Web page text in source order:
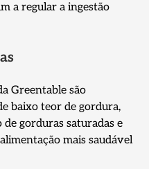
a regular a ingestão
Greentable são
baixo teor de gordura,
gorduras saturadas e
mais saudável